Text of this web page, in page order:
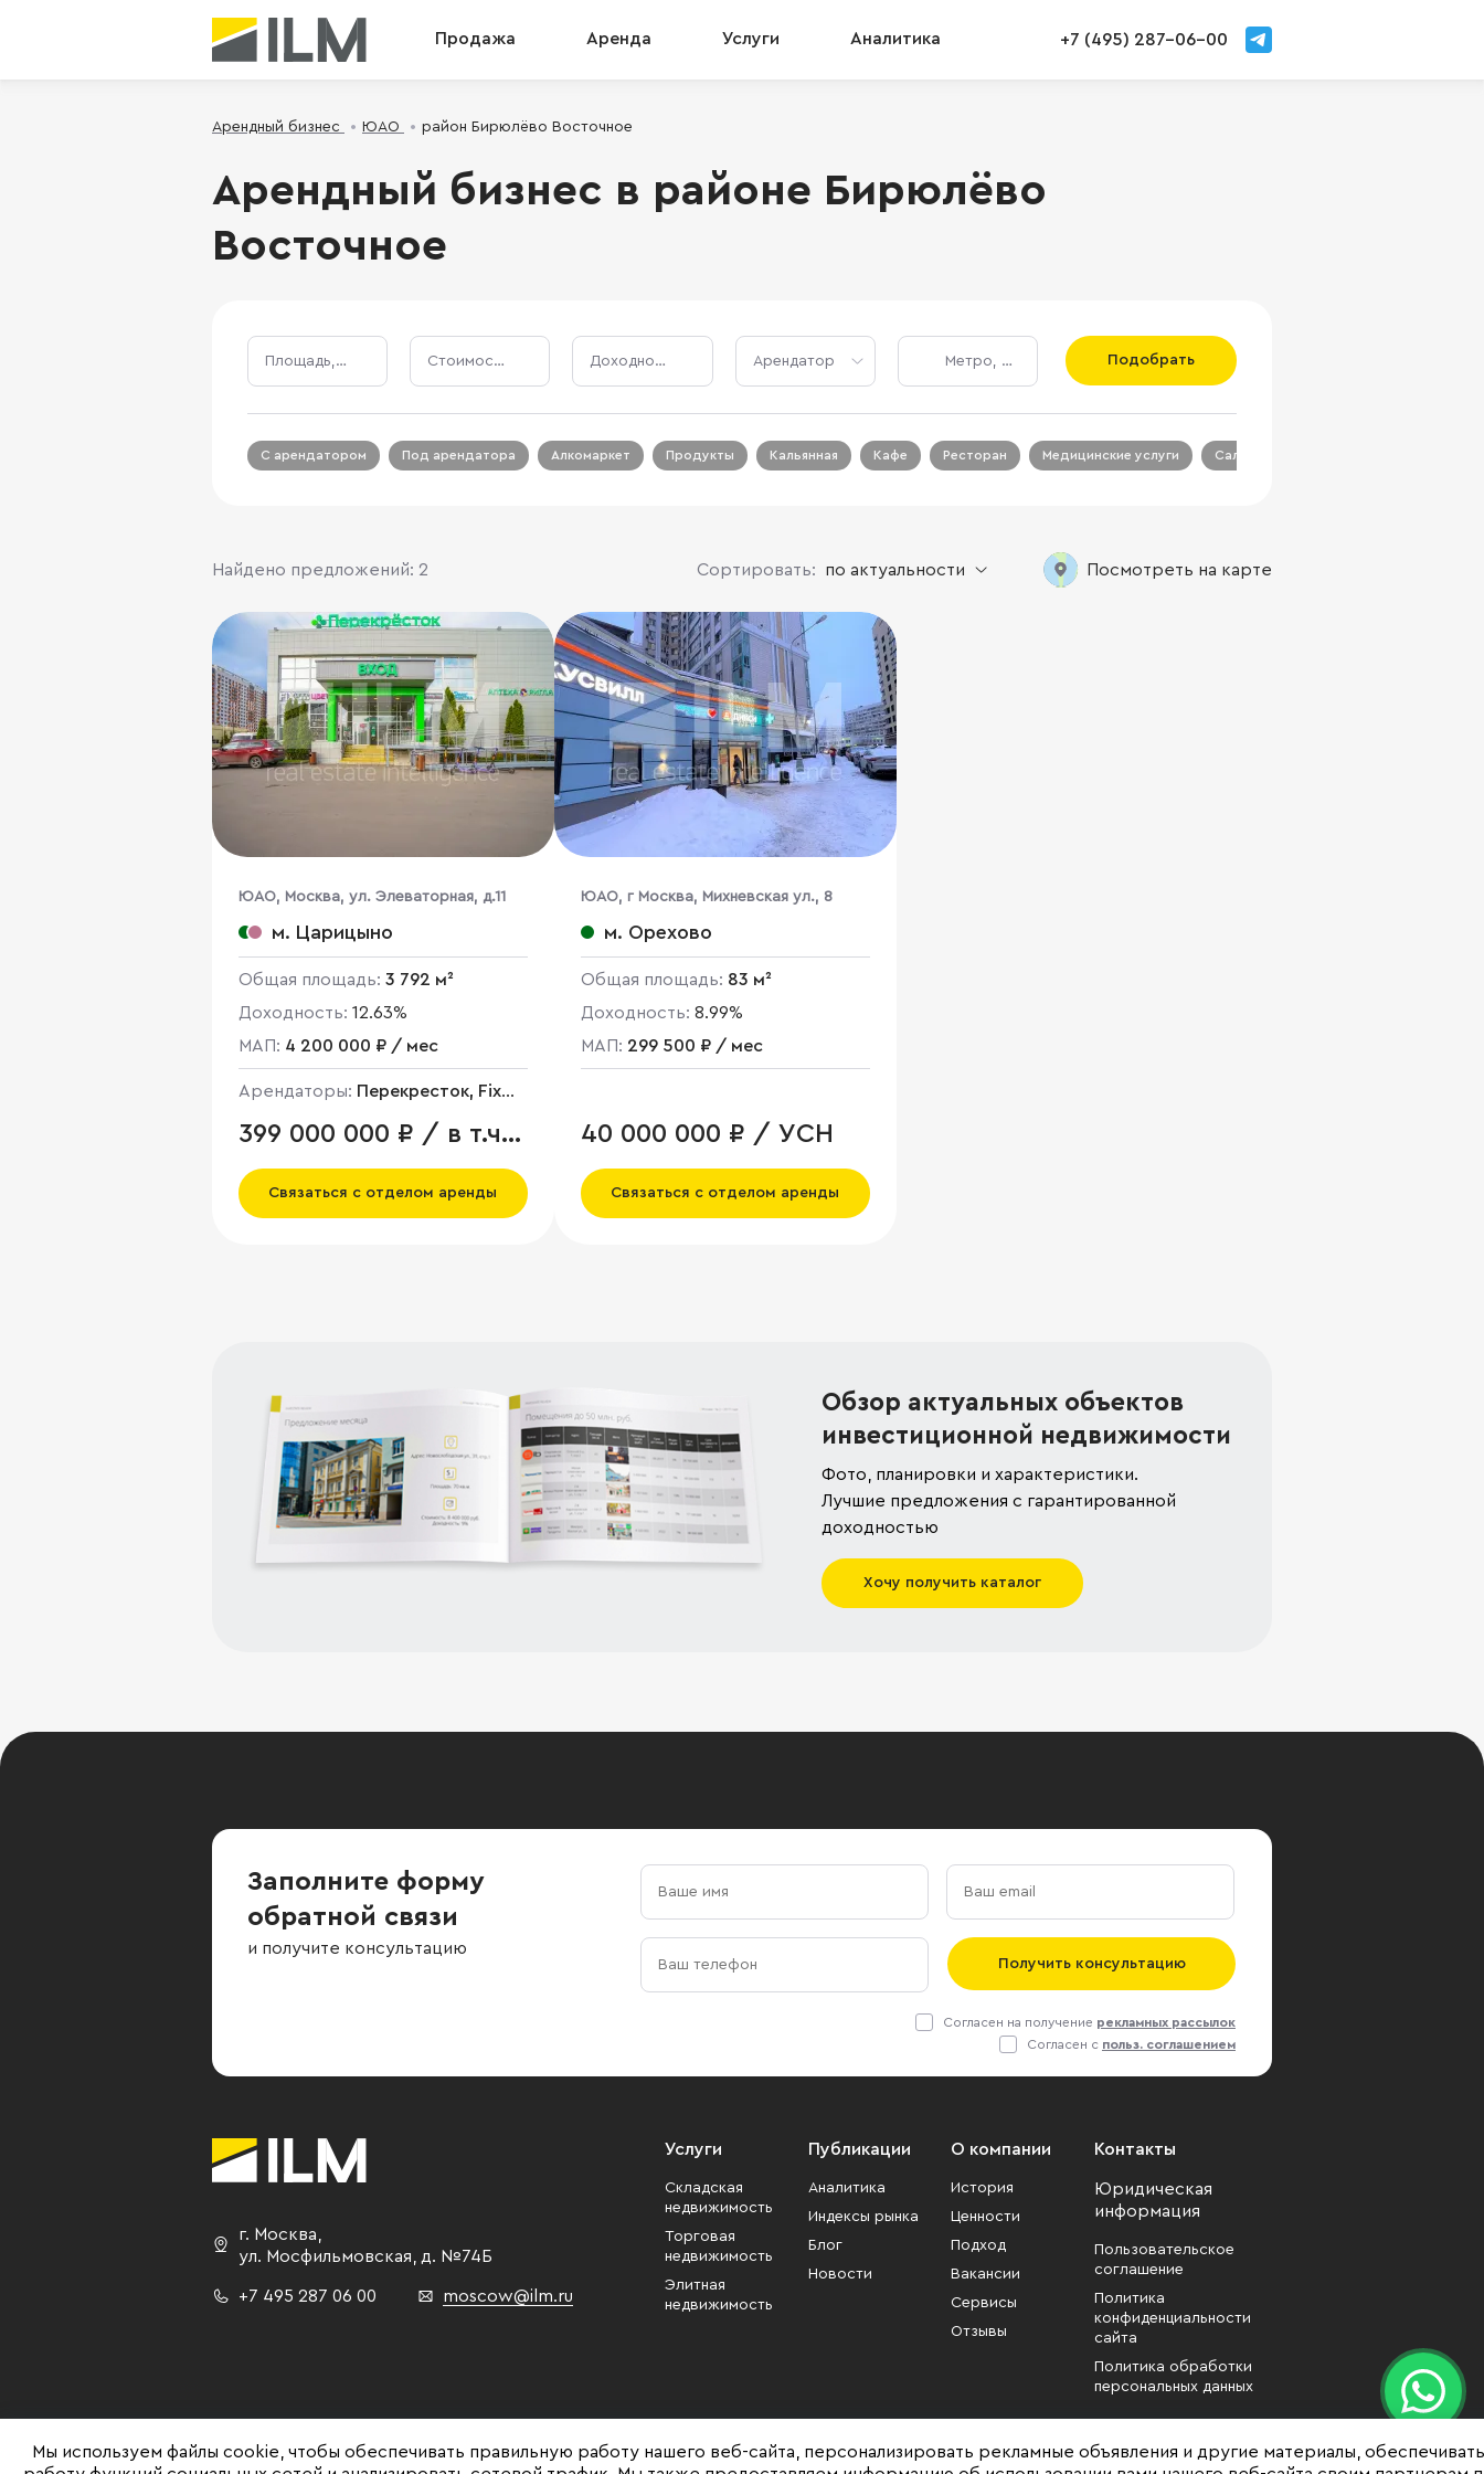
Продажа Аренда Услуги Аналитика +7 (495) 287-06-00
Арендный бизнес ЮАО район Бирюлёво Восточное
Арендный бизнес в районе Бирюлёво
Восточное
Площадь, м² Стоимость, ₽ Доходность, % Арендатор Подобрать
С арендатором Под арендатора Алкомаркет Продукты Кальянная Кафе Ресторан Медицинские услуги Салон красоты
Найдено предложений: 2 Посмотреть на карте
Сортировать: по актуальности
ЮАО, Москва, ул. Элеваторная, д.11
м. Царицыно
Общая площадь: 3 792 м²
Доходность: 12.63%
МАП: 4 200 000 ₽ / мес
Арендаторы: Перекресток, Fix
399 000 000 ₽ / в т.ч.
НДС
Связаться с отделом аренды
ЮАО, г Москва, Михневская ул., 8
м. Орехово
Общая площадь: 83 м²
Доходность: 8.99%
МАП: 299 500 ₽ / мес
40 000 000 ₽ / УСН
Связаться с отделом аренды
Обзор актуальных объектов
инвестиционной недвижимости
Фото, планировки и характеристики.
Лучшие предложения с гарантированной
доходностью
Хочу получить каталог
Заполните форму
обратной связи
и получите консультацию
Получить консультацию
Согласен на получение рекламных рассылок
Согласен с польз. соглашением
г. Москва,
ул. Мосфильмовская, д. №74Б
+7 495 287 06 00 moscow@ilm.ru
Услуги
Складская
недвижимость
Торговая
недвижимость
Элитная
недвижимость
Публикации
Аналитика
Индексы рынка
Блог
Новости
О компании
История
Ценности
Подход
Вакансии
Сервисы
Отзывы
Контакты
Юридическая
информация
Пользовательское
соглашение
Политика
конфиденциальности
сайта
Политика обработки
персональных данных
Мы используем файлы cookie, чтобы обеспечивать правильную работу нашего веб-сайта, персонализировать рекламные объявления и другие материалы, обеспечивать